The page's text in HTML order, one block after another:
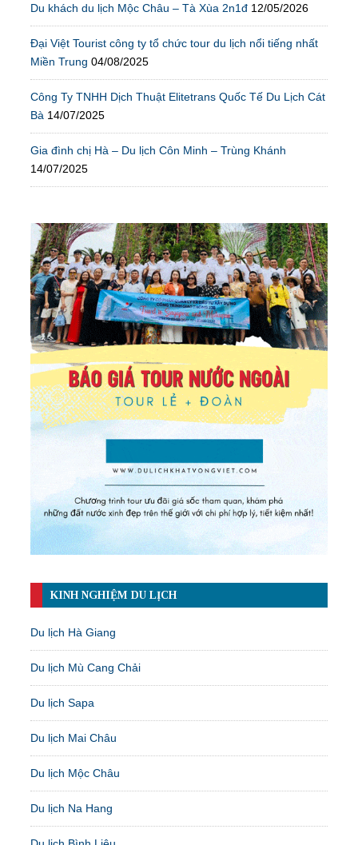
Du khách du lịch Mộc Châu – Tà Xùa 2n1đ 12/05/2026
Đại Việt Tourist công ty tổ chức tour du lịch nổi tiếng nhất
Miền Trung 04/08/2025
Công Ty TNHH Dịch Thuật Elitetrans Quốc Tế Du Lịch Cát
Bà 14/07/2025
Gia đình chị Hà – Du lịch Côn Minh – Trùng Khánh
14/07/2025
KINH NGHIỆM DU LỊCH
Du lịch Hà Giang
Du lịch Mù Cang Chải
Du lịch Sapa
Du lịch Mai Châu
Du lịch Mộc Châu
Du lịch Na Hang